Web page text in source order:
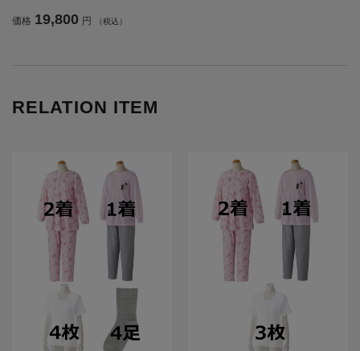
ーム【CF】
価格 19,800 円 （税込）
RELATION ITEM